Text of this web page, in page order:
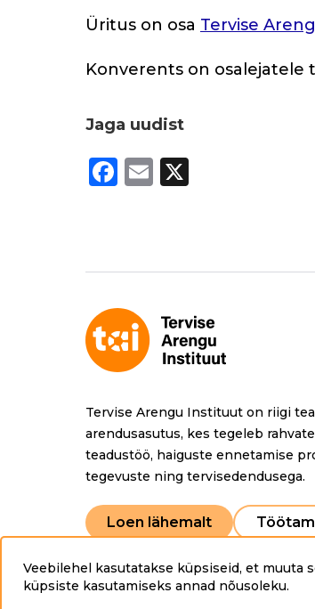
Üritus on osa Tervise
Konverents on osalejatele
Jaga uudist
F
a
b
o
o
k
E
m
Tervise Arengu Instituut on riigi
arendusasutus, kes tegeleb
teadustöö, haiguste ennetamise
tegevuste ning tervisedendusega.
Loen lähemalt
Copyright © 2025 Tervise Arengu
Veebilehel kasutatakse küpsiseid, et muuta
küpsiste kasutamiseks annad nõusoleku.